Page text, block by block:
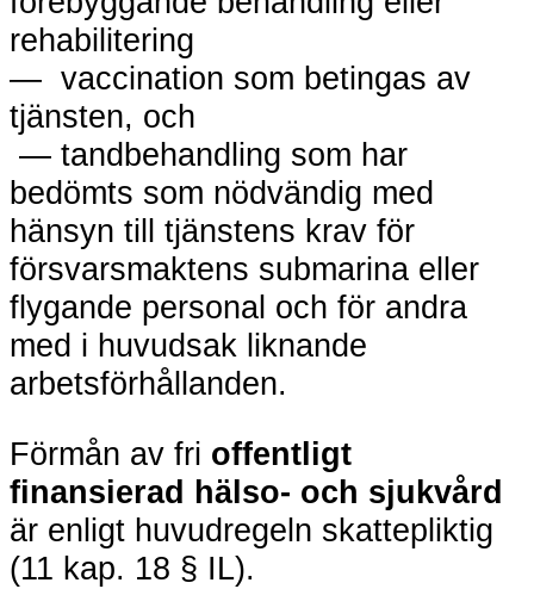
rehabilitering
— vaccination som betingas av
tjänsten, och
— tandbehandling som har
bedömts som nödvändig med
hänsyn till tjänstens krav för
försvarsmaktens submarina eller
flygande personal och för andra
med i huvudsak liknande
arbetsförhållanden.
Förmån av fri offentligt
finansierad hälso- och sjukvård
är enligt huvudregeln skattepliktig
(11 kap. 18 § IL).